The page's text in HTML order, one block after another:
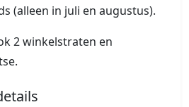
(alleen in juli en augustus).
2 winkelstraten en